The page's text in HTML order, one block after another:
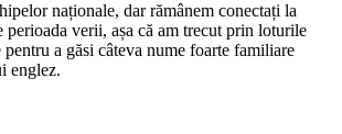
naționale, dar rămânem conectați la
perioada verii, așa că am trecut prin loturile
a găsi câteva nume foarte familiare
englez.